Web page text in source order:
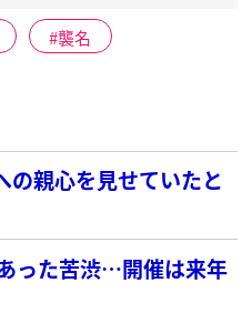
襲名
の親心を見せていたと
った苦渋…開催は来年